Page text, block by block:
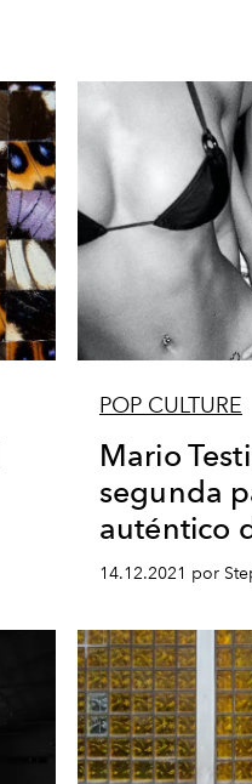
POP CULTURE
Mario
segunda
auténtico
14.12.2021 por